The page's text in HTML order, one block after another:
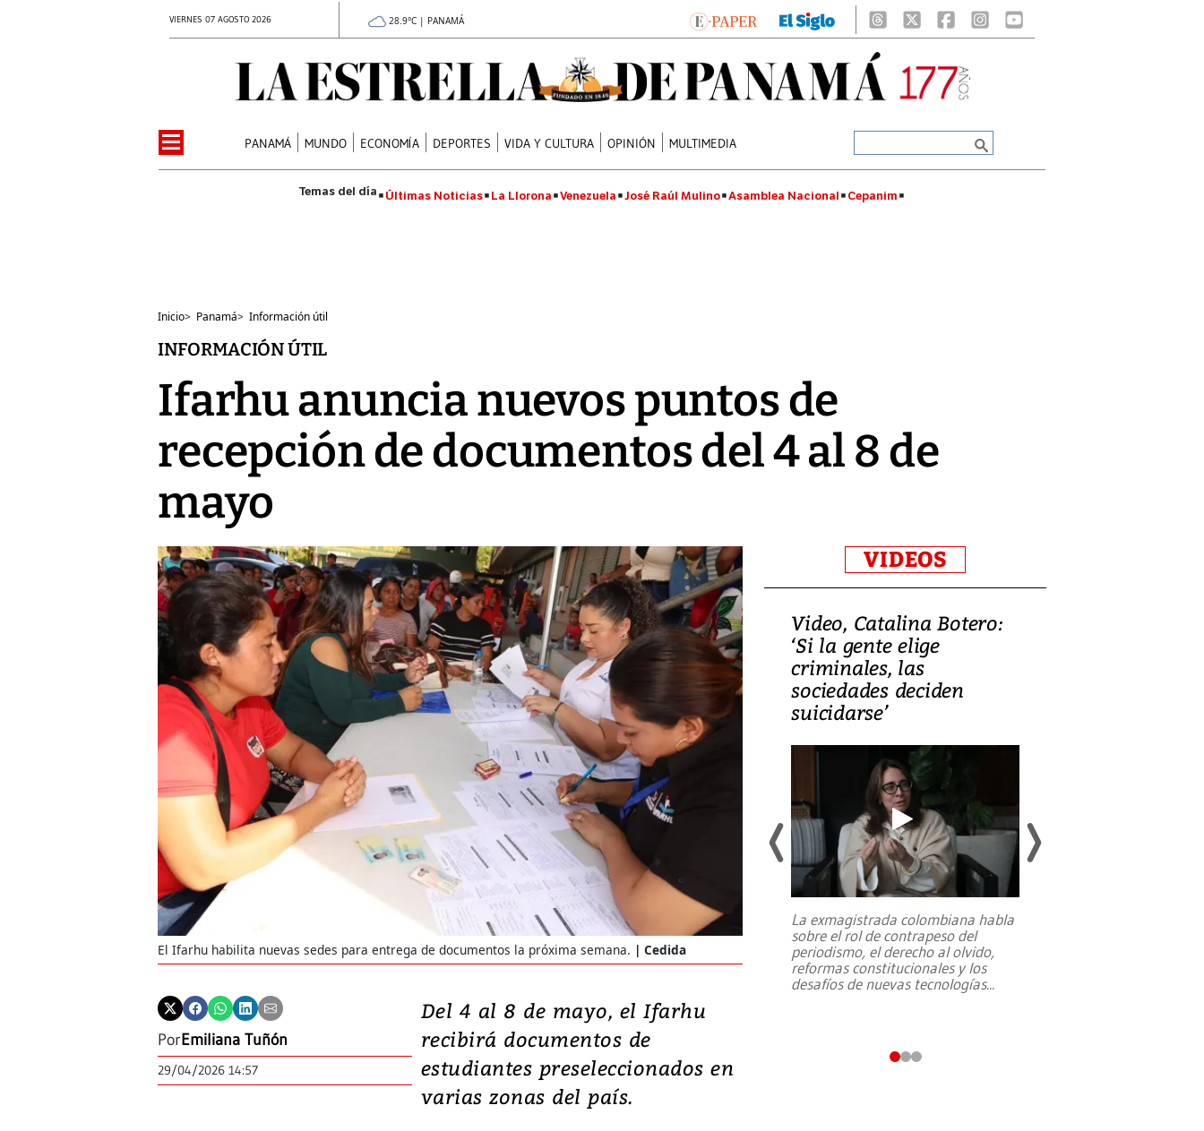
VIERNES 07 AGOSTO 2026 28.9°C | PANAMÁ
PANAMÁ MUNDO ECONOMÍA DEPORTES VIDA Y CULTURA OPINIÓN MULTIMEDIA
Últimas Noticias La Llorona Venezuela José Raúl Mulino Asamblea Nacional Cepanim
Inicio> Panamá> Información útil
INFORMACIÓN ÚTIL
Ifarhu anuncia nuevos puntos de
recepción de documentos del 4 al 8 de
mayo
El Ifarhu habilita nuevas sedes para entrega de documentos la próxima semana. Cedida
PorEmiliana Tuñón
29/04/2026 14:57
Del 4 al 8 de mayo, el Ifarhu
recibirá documentos de
estudiantes preseleccionados en
varias zonas del país.
VIDEOS
Video, Japón: Terremoto
deja heridos y graves
daños en Kumamoto
Un fuerte terremoto de magnitud
7,1 se registró este martes 28 de
julio en la prefectura de Kumamoto,
al sur de Japón, provocando una
emergencia de gran...
Video, Catalina Botero:
‘Si la gente elige
criminales, las
sociedades deciden
suicidarse’
La exmagistrada colombiana habla
sobre el rol de contrapeso del
periodismo, el derecho al olvido,
reformas constitucionales y los
desafíos de nuevas tecnologías...